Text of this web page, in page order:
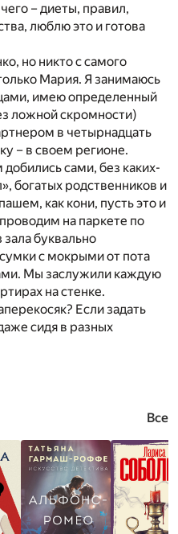
– диеты, правил,
люблю это и готова
но никто с самого
Мария. Я занимаюсь
имею определенный
ложной скромности)
в четырнадцать
– в своем регионе.
сами, без каких-
богатых родственников и
как кони, пусть это и
на паркете по
буквально
с мокрыми от пота
Мы заслужили каждую
на стенке.
Если задать
сидя в разных
Все